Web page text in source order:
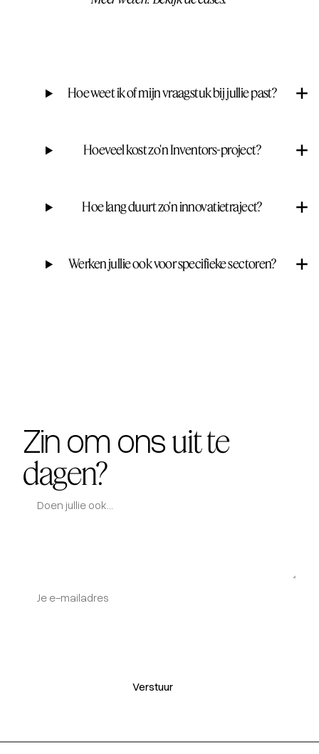
Hoe weet ik of mijn vraagstuk bij jullie past?
Hoeveel kost zo'n Inventors-project?
Hoe lang duurt zo'n innovatietraject?
Werken jullie ook voor specifieke sectoren?
Zin om onsuit te
dagen?
Verstuur